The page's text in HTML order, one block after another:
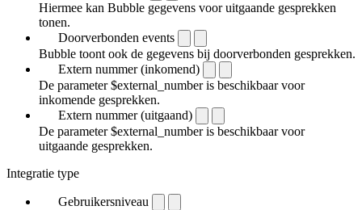
Hiermee kan Bubble gegevens voor uitgaande gesprekken
tonen.
Doorverbonden events
Bubble toont ook de gegevens bij doorverbonden gesprekken.
Extern nummer (inkomend)
De parameter $external_number is beschikbaar voor
inkomende gesprekken.
Extern nummer (uitgaand)
De parameter $external_number is beschikbaar voor
uitgaande gesprekken.
Integratie type
Gebruikersniveau